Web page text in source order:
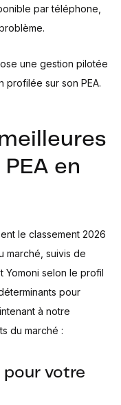
par téléphone,
une gestion pilotée
profilée sur son PEA.
en
le classement 2026
marché, suivis de
Yomoni selon le profil
pour
à notre
du marché :
pour votre